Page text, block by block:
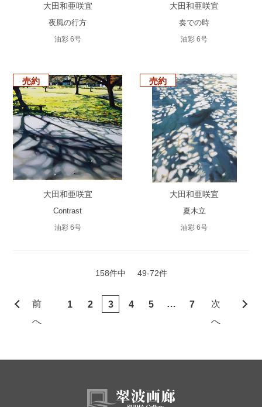
大田和亜咲宜
夜風の行方
油彩 6号
大田和亜咲宜
奏での時
油彩 6号
売約
大田和亜咲宜
Contrast
油彩 6号
売約
大田和亜咲宜
夏木立
油彩 6号
158件中 49-72件
前
へ
1 2 3 4 5 … 7
次
へ